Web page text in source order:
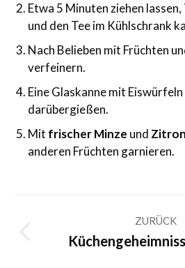
Etwa 5 Minuten ziehen
und den Tee im Kühlschrank
Nach Belieben mit Früchten
verfeinern.
Eine Glaskanne mit
darübergießen.
Mit frischer Minze und
anderen Früchten garnieren.
ZURÜCK